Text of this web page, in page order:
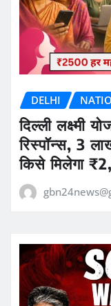
DELHI
दिल्ली लक्ष्मी
रिस्पॉन्स, 3
किसे मिलेगा